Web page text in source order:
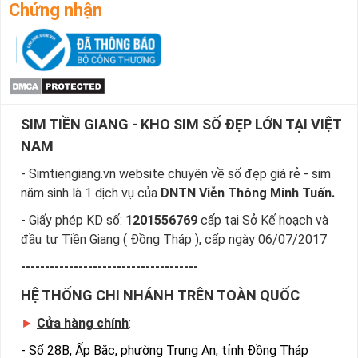
những yêu cầu của bạn, giúp bạn tìm sim nhanh nhất.
Bước 4 : Khi đã chọn được số ưng ý, bạn chọn “Đặt
mua” và điền các thông tin cá nhân của bạn.
Sau khi nhận được đơn đặt hàng của bạn, nhân viên sẽ gọi
điện và chốt đơn và gửi sim về theo địa chỉ của bạn.
được sim số đẹp giá rẻ, sim giảm giá gọi ngay vào
Hotline:0981.63.63.63 để đặt mua sim, hoặc có thể đến trực
Chứng nhận
SIM TIỀN GIANG - KHO SIM SỐ ĐẸP LỚN TẠI VIỆT
NAM
- Simtiengiang.vn website chuyên về số đẹp giá rẻ - sim
năm sinh là 1 dịch vụ của DNTN Viễn Thông Minh Tuấn.
- Giấy phép KD số: 1201556769 cấp tại Sở Kế hoạch và
đầu tư Tiền Giang ( Đồng Tháp ), cấp ngày 06/07/2017
-------------------------------------
HỆ THỐNG CHI NHÁNH TRÊN TOÀN QUỐC
► Cửa hàng chính:
- Số 28B, Ấp Bắc, phường Trung An, tỉnh Đồng Tháp